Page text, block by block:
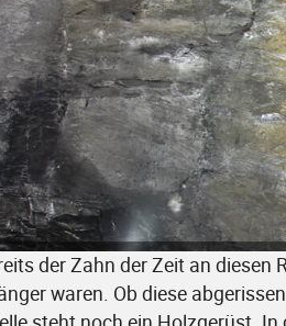
der Zahn der Zeit an diesen
waren. Ob diese